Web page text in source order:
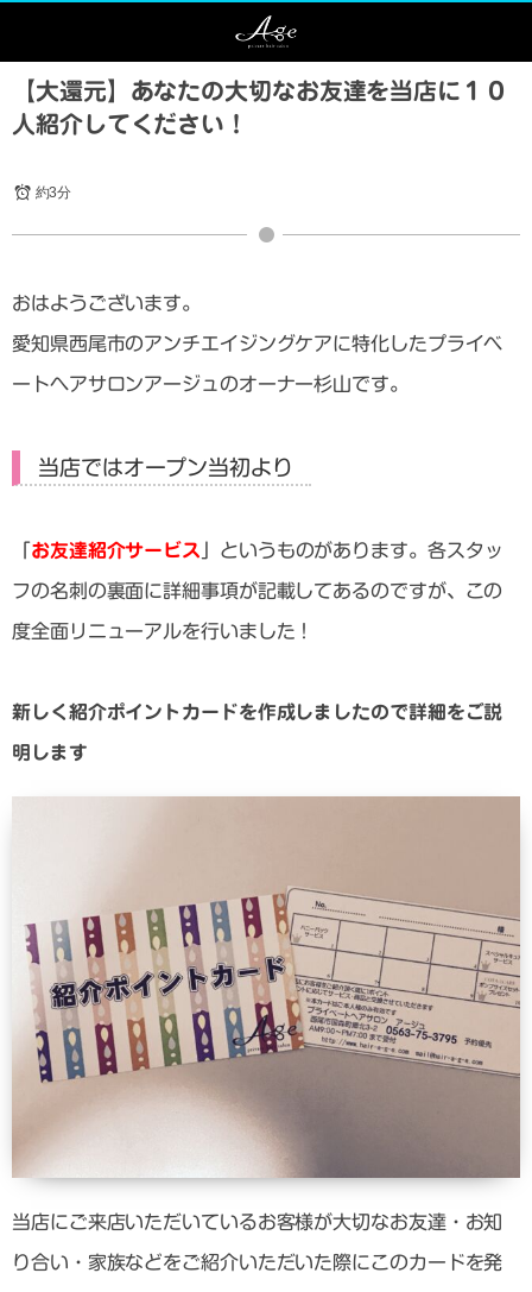
【大還元】あなたの大切なお友達を当店に１０
人紹介してください！
約3分
おはようございます。
愛知県西尾市のアンチエイジングケアに特化したプライベ
ートヘアサロンアージュのオーナー杉山です。
当店ではオープン当初より
お友達紹介サービス 」というものがあります。各スタッ
フの名刺の裏面に詳細事項が記載してあるのですが、この
度全面リニューアルを行いました！
新しく紹介ポイントカードを作成しましたので詳細をご説
明します
当店にご来店いただいているお客様が大切なお友達・お知
り合い・家族などをご紹介いただいた際にこのカードを発